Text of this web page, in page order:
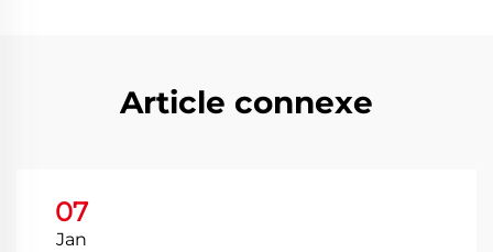
Article connexe
07
Jan